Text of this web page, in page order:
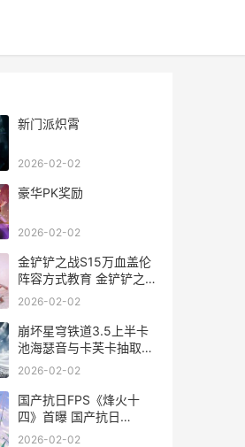
新门派炽霄
2026-02-02
豪华PK奖励
2026-02-02
金铲铲之战S15万血盖伦
阵容方式教育 金铲铲之战
s15万血龙龟是怎么升级
2026-02-02
崩坏星穹铁道3.5上半卡
池海瑟音与卡芙卡抽取建
议 崩坏星穹铁道3.5版本
2026-02-02
国产抗日FPS《烽火十
四》首曝 国产抗日
FPS《烽火十四》公布
2026-02-02